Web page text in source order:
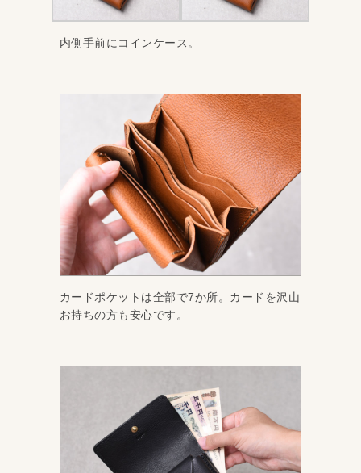
内側手前にコインケース。
カードポケットは全部で7か所。カードを沢山
お持ちの方も安心です。